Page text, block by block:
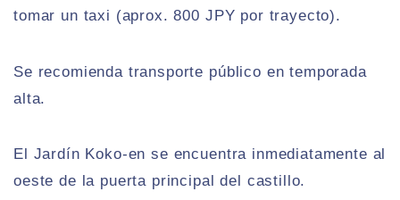
tomar un taxi (aprox. 800 JPY por trayecto).
Se recomienda transporte público en temporada
alta.
El Jardín Koko-en se encuentra inmediatamente al
oeste de la puerta principal del castillo.